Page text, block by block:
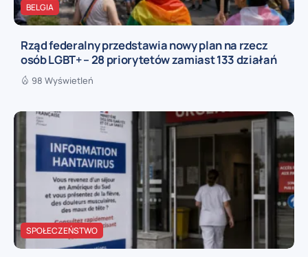
BELGIA
Rząd federalny przedstawia nowy plan na rzecz
osób LGBT+ – 28 priorytetów zamiast 133 działań
98 Wyświetleń
SPOŁECZEŃSTWO